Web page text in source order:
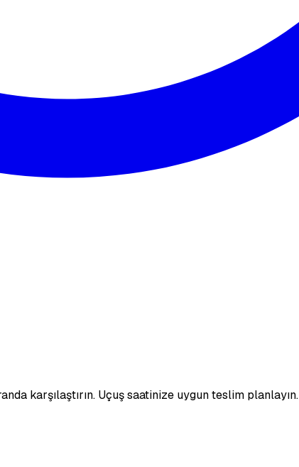
karşılaştırın. Uçuş saatinize uygun teslim planlayın.